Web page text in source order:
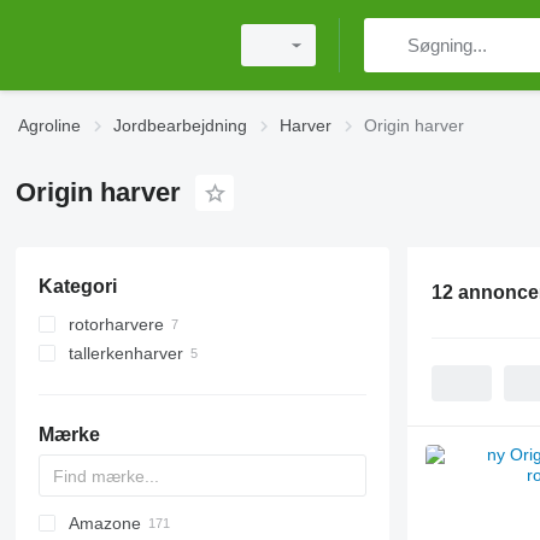
Agroline Jordbearbejdning Harver Origin harver
Origin harver
Kategori
rotorharvere
tallerkenharver
Mærke
Multivator
Disc-O-Mulch
Jaguar
AT30
8
AGD
Amazone
12